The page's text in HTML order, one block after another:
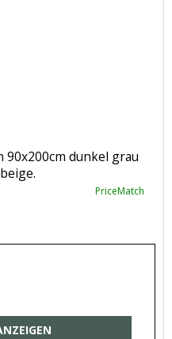
90x200cm dunkel grau
PriceMatch